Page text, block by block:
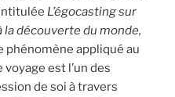
L’égocasting sur
la découverte du monde,
phénomène appliqué au
est l’un des
de soi à travers